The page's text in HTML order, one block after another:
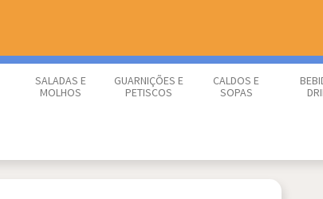
SALADAS E
MOLHOS
GUARNIÇÕES E
PETISCOS
CALDOS E
SOPAS